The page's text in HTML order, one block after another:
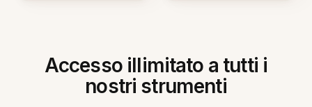
Accesso illimitato a tutti i
nostri strumenti